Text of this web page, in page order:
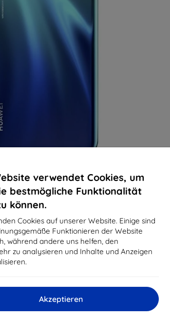
verwendet Cookies, um
bestmögliche Funktionalität
können.
Cookies auf unserer Website. Einige sind
Funktionieren der Website
während andere uns helfen, den
zu analysieren und Inhalte und Anzeigen
Akzeptieren